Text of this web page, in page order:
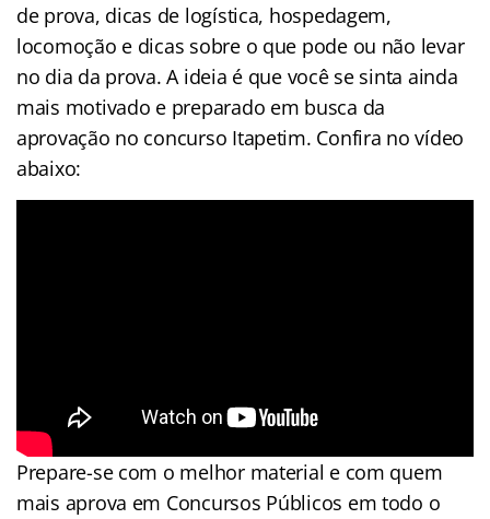
de prova, dicas de logística, hospedagem,
locomoção e dicas sobre o que pode ou não levar
no dia da prova. A ideia é que você se sinta ainda
mais motivado e preparado em busca da
aprovação no concurso Itapetim. Confira no vídeo
abaixo:
Prepare-se com o melhor material e com quem
mais aprova em Concursos Públicos em todo o